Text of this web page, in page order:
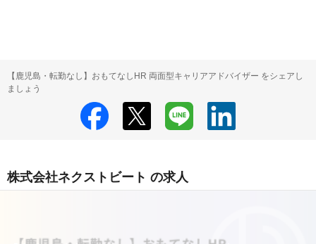
【鹿児島・転勤なし】おもてなしHR 両面型キャリアアドバイザー をシェアし
ましょう
株式会社ネクストビート の求人